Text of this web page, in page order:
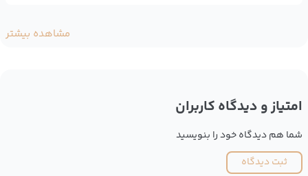
مشاهده بیشتر
امتیاز و دیدگاه کاربران
شما هم دیدگاه خود را بنویسید
ثبت دیدگاه